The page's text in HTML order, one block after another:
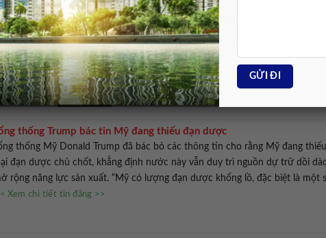
Chủ tịch Dabaco Nguyễn Như So cổ tức Dabaco
Nhận phiếu sáp bằng mặt tin tức chứng khoán
thống Trump bác tin Mỹ đang thiếu đạn dược
thống Mỹ Donald Trump đã bác bỏ các thông tin cho rằng Mỹ đang
đạn dược chủ chốt, khẳng định nước này vẫn duy trì nguồn dự trữ dồi
rộng năng lực sản xuất. “Mỹ có lượng đạn dược khổng lồ, đặc biệt là một
Xem chi tiết tin đăng >>